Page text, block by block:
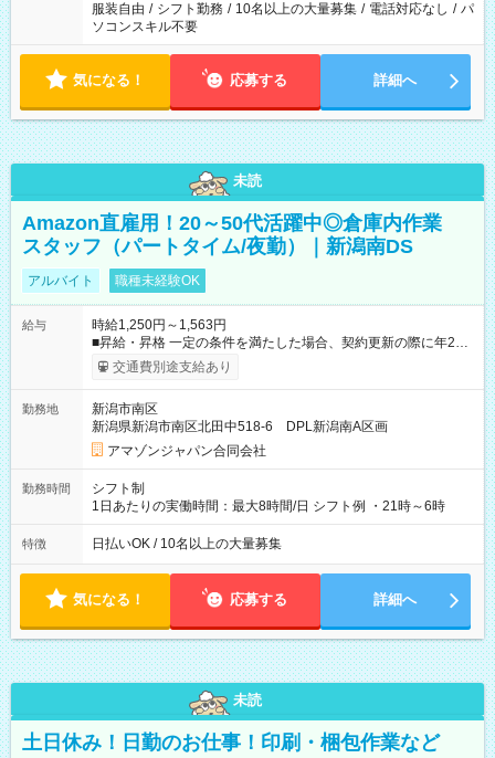
服装自由 / シフト勤務 / 10名以上の大量募集 / 電話対応なし / パ
ソコンスキル不要
気になる！ 応募する 詳細へ
未読
Amazon直雇用！20～50代活躍中◎倉庫内作業
スタッフ（パートタイム/夜勤）｜新潟南DS
アルバイト 職種未経験OK
給与
時給1,250円～1,563円
■昇給・昇格 一定の条件を満たした場合、契約更新の際に年2回
まで昇給の機会があります。 ■正社員登用制度あり ※月末締/翌
月25日支払い ※時間外手当、別途支給 ※深夜割増賃金 (22:00～
☆Amazon直雇用で安定して働けます！ 【試用期間】試用期間
あり 試用期間の長さ：1週間 雇用形態、給与は本採用時と同じ
です。
交通費別途支給あり
勤務地
新潟市南区
新潟県新潟市南区北田中518-6 DPL新潟南A区画
アマゾンジャパン合同会社
勤務時間
シフト制
1日あたりの実働時間：最大8時間/日 シフト例 ・21時～6時
特徴 日払いOK / 10名以上の大量募集
気になる！ 応募する 詳細へ
未読
土日休み！日勤のお仕事！印刷・梱包作業など